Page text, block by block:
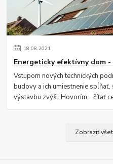
18.08.2021
Energeticky efektívny dom
Vstupom nových technických
budovy a ich umiestnenie
výstavbu zvýši. Hovorím...čítať
Zobraziť